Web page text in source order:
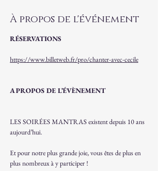
À propos de l'événement
RÉSERVATIONS
https://www.billetweb.fr/pro/chanter-avec-cecile
A PROPOS DE L’ÉVÈNEMENT
LES SOIRÉES MANTRAS existent depuis 10 ans
aujourd’hui.
Et pour notre plus grande joie, vous êtes de plus en
plus nombreux à y participer !